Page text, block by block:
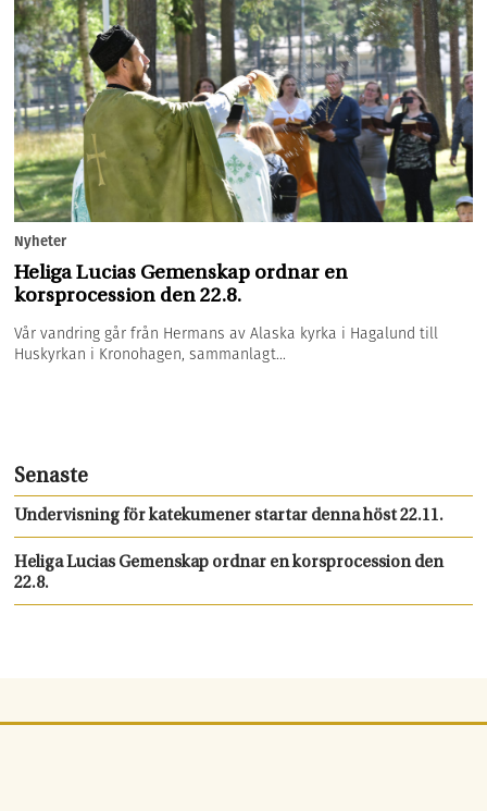
Nyheter
Heliga Lucias Gemenskap ordnar en
korsprocession den 22.8.
Vår vandring går från Hermans av Alaska kyrka i Hagalund till
Huskyrkan i Kronohagen, sammanlagt...
Senaste
Undervisning för katekumener startar denna höst 22.11.
Heliga Lucias Gemenskap ordnar en korsprocession den
22.8.